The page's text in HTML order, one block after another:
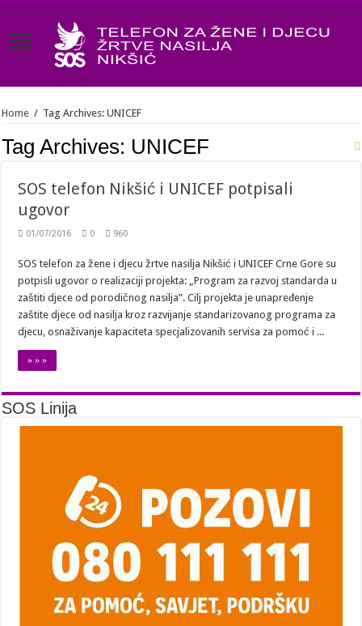
Home / Tag Archives: UNICEF
Tag Archives: UNICEF
SOS telefon Nikšić i UNICEF potpisali
ugovor
01/07/2016 0 960
SOS telefon za žene i djecu žrtve nasilja Nikšić i UNICEF Crne Gore su
potpisli ugovor o realizaciji projekta: „Program za razvoj standarda u
zaštiti djece od porodičnog nasilja”. Cilj projekta je unapređenje
zaštite djece od nasilja kroz razvijanje standarizovanog programa za
djecu, osnaživanje kapaciteta specjalizovanih servisa za pomoć i ...
» » »
SOS Linija